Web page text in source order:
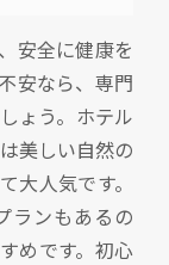
安全に健康を
安なら、専門
ょう。ホテル
美しい自然の
大人気です。
ランもあるの
めです。初心